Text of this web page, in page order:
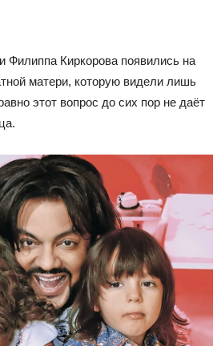
Филиппа Киркорова появились на
матери, которую видели лишь
этот вопрос до сих пор не даёт